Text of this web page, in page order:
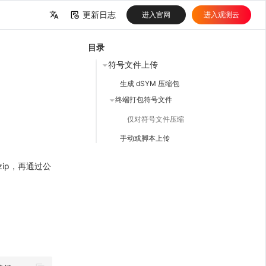
更新日志 进入官网 进入观测云
目录
符号文件上传
生成 dSYM 压缩包
终端打包符号文件
仅对符号文件压缩
手动或脚本上传
，再通过公